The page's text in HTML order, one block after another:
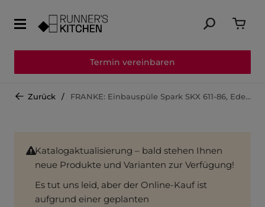
Termin vereinbaren
Zurück FRANKE: Einbauspüle Spark SKX 611-86, Edelstahl 87077
Katalogaktualisierung – bald stehen Ihnen
neue Produkte und Varianten zur Verfügung!
Es tut uns leid, aber der Online-Kauf ist
aufgrund einer geplanten